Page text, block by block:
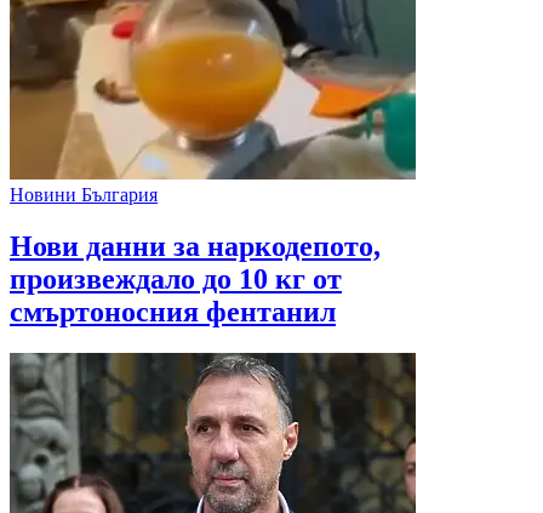
Новини България
Нови данни за наркодепото,
произвеждало до 10 кг от
смъртоносния фентанил